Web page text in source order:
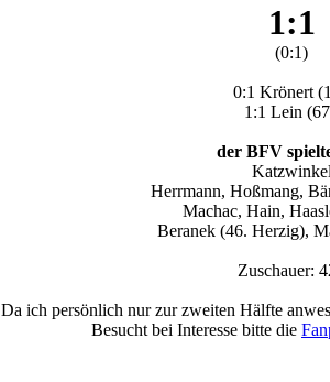
1:1
(0:1)
0:1 Krönert
1:1 Lein
der BFV
Katzwinkel
Herrmann, Hoßmang,
Machac, Hain,
Beranek (46. Herzig),
Zuschauer:
Da ich persönlich nur zur zweiten Hälfte
Besucht bei Interesse bitte die